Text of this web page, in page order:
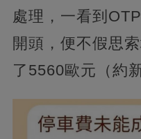
處理，一看到
開頭，便不假思
了5560歐元（約